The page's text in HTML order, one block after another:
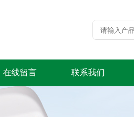
在线留言 联系我们